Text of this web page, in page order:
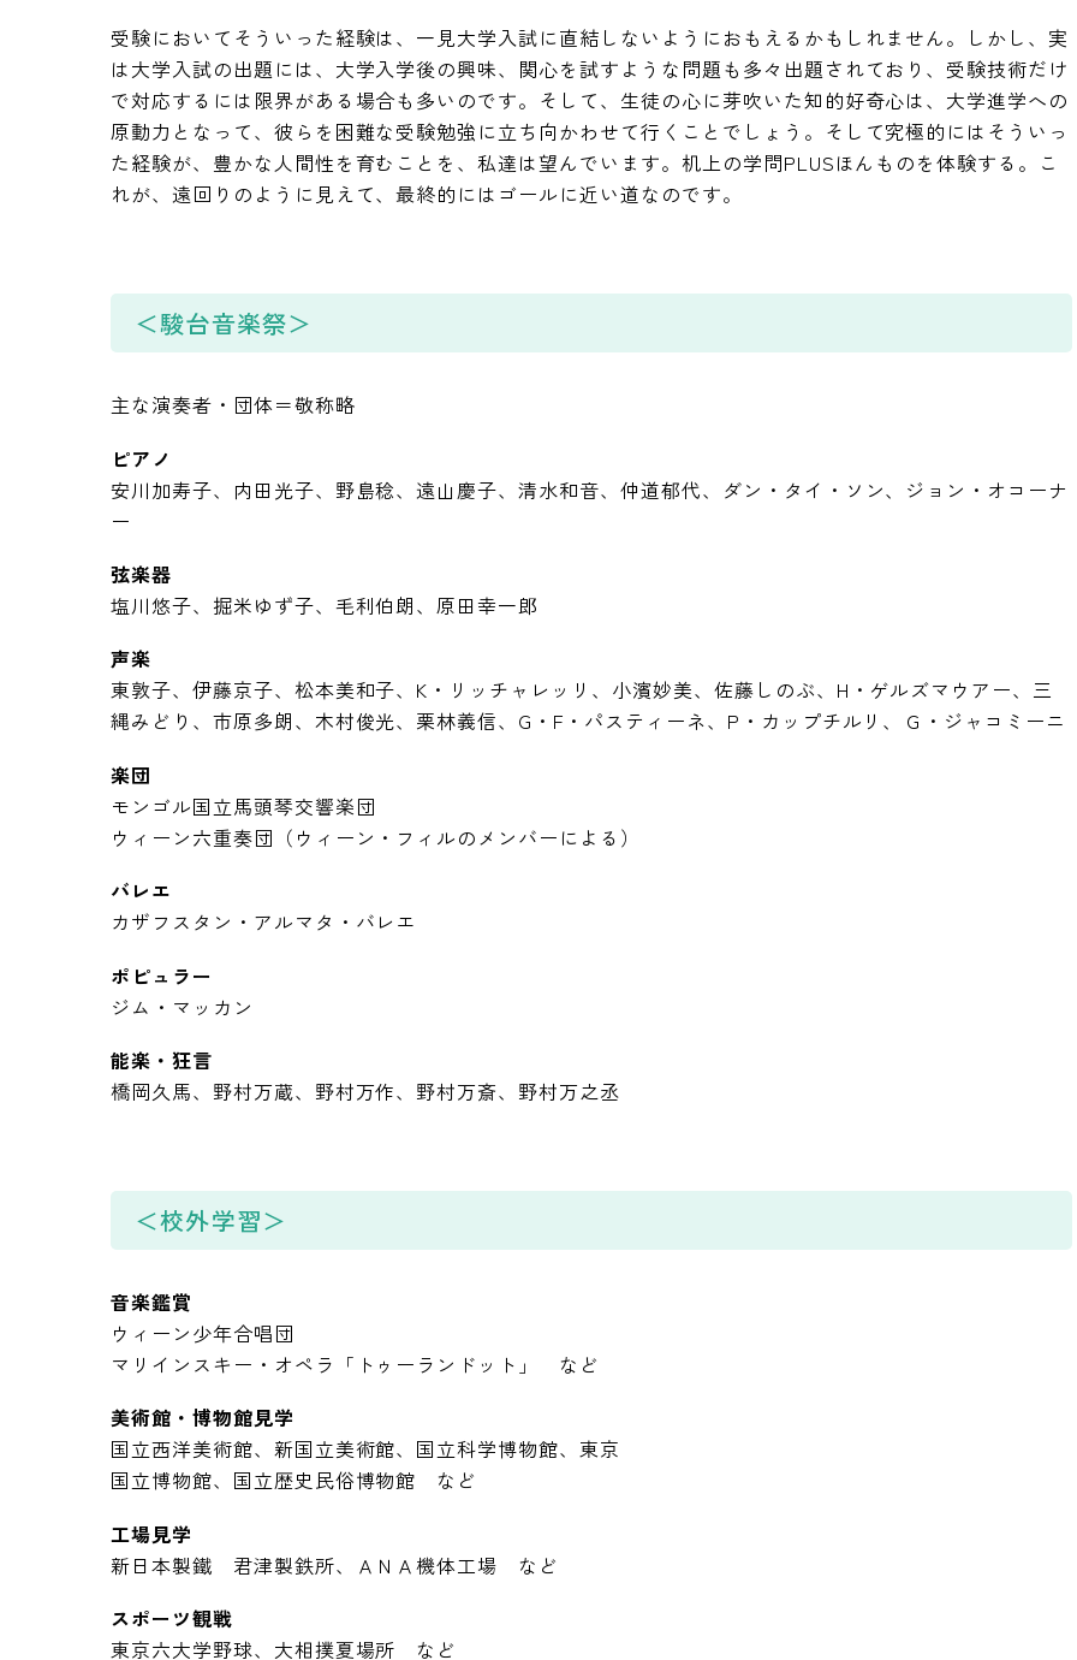
受験においてそういった経験は、一見大学入試に直結しないようにおもえるかもしれません。しかし、実
は大学入試の出題には、大学入学後の興味、関心を試すような問題も多々出題されており、受験技術だけ
で対応するには限界がある場合も多いのです。そして、生徒の心に芽吹いた知的好奇心は、大学進学への
原動力となって、彼らを困難な受験勉強に立ち向かわせて行くことでしょう。そして究極的にはそういっ
た経験が、豊かな人間性を育むことを、私達は望んでいます。机上の学問PLUSほんものを体験する。こ
れが、遠回りのように見えて、最終的にはゴールに近い道なのです。
＜駿台音楽祭＞
主な演奏者・団体＝敬称略
ピアノ
安川加寿子、内田光子、野島稔、遠山慶子、清水和音、仲道郁代、ダン・タイ・ソン、ジョン・オコーナ
ー
弦楽器
塩川悠子、掘米ゆず子、毛利伯朗、原田幸一郎
声楽
東敦子、伊藤京子、松本美和子、K・リッチャレッリ、小濱妙美、佐藤しのぶ、H・ゲルズマウアー、三
縄みどり、市原多朗、木村俊光、栗林義信、G・F・パスティーネ、P・カップチルリ、Ｇ・ジャコミーニ
楽団
モンゴル国立馬頭琴交響楽団
ウィーン六重奏団（ウィーン・フィルのメンバーによる）
バレエ
カザフスタン・アルマタ・バレエ
ポピュラー
ジム・マッカン
能楽・狂言
橋岡久馬、野村万蔵、野村万作、野村万斎、野村万之丞
＜校外学習＞
音楽鑑賞
ウィーン少年合唱団
マリインスキー・オペラ「トゥーランドット」 など
美術館・博物館見学
国立西洋美術館、新国立美術館、国立科学博物館、東京
国立博物館、国立歴史民俗博物館 など
工場見学
新日本製鐵 君津製鉄所、ＡＮＡ機体工場 など
スポーツ観戦
東京六大学野球、大相撲夏場所 など